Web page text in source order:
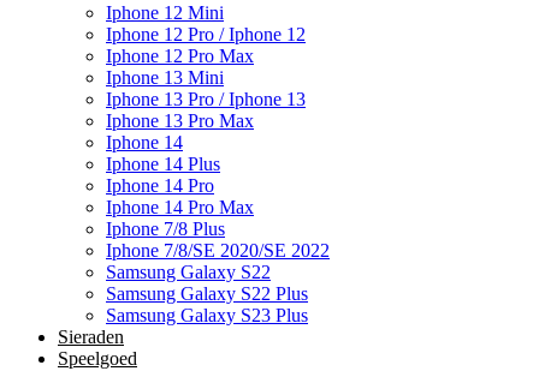
Iphone 12 Mini
Iphone 12 Pro / Iphone 12
Iphone 12 Pro Max
Iphone 13 Mini
Iphone 13 Pro / Iphone 13
Iphone 13 Pro Max
Iphone 14
Iphone 14 Plus
Iphone 14 Pro
Iphone 14 Pro Max
Iphone 7/8 Plus
Iphone 7/8/SE 2020/SE 2022
Samsung Galaxy S22
Samsung Galaxy S22 Plus
Samsung Galaxy S23 Plus
Sieraden
Speelgoed